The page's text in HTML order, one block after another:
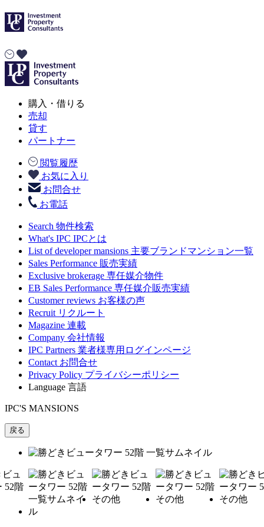
購入・借りる
売却
貸す
パートナー
閲覧履歴
お気に入り
お問合せ
お電話
Search 物件検索
What's IPC IPCとは
List of developer mansions 主要ブランドマンション一覧
Sales Performance 販売実績
Exclusive brokerage 専任媒介物件
EB Sales Performance 専任媒介販売実績
Customer reviews お客様の声
Recruit リクルート
Magazine 連載
Company 会社情報
IPC Partners 業者様専用ログインページ
Contact お問合せ
Privacy Policy プライバシーポリシー
Language 言語
IPC'S MANSIONS
戻る